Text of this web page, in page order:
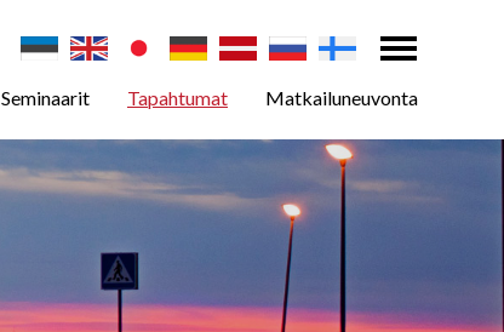
Seminaarit Tapahtumat Matkailuneuvonta